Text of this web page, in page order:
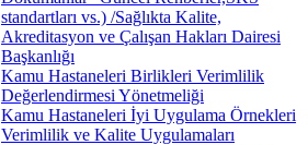
standartları vs.) /Sağlıkta Kalite,
Akreditasyon ve Çalışan Hakları Dairesi
Başkanlığı
Kamu Hastaneleri Birlikleri Verimlilik
Değerlendirmesi Yönetmeliği
Kamu Hastaneleri İyi Uygulama Örnekleri
Verimlilik ve Kalite Uygulamaları